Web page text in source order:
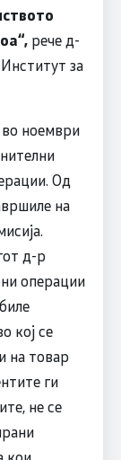
рече д-
за
ноември
Од
на
д-р
операции
кој се
на товар
ги
не се